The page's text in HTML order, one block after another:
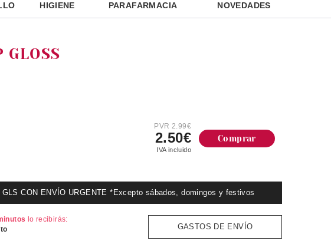
HIGIENE PARAFARMACIA NOVEDADES
GLOSS
PVR 2.99€
2.50€
IVA incluido
Comprar
CON ENVÍO URGENTE *Excepto sábados, domingos y festivos
lo recibirás:
GASTOS DE ENVÍO